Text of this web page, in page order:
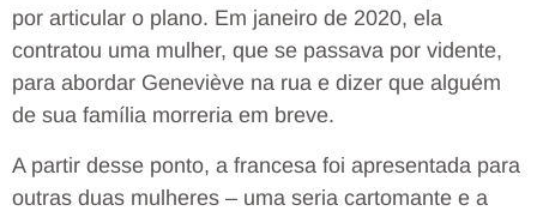
por articular o plano. Em janeiro de 2020, ela
contratou uma mulher, que se passava por vidente,
para abordar Geneviève na rua e dizer que alguém
de sua família morreria em breve.
A partir desse ponto, a francesa foi apresentada para
outras duas mulheres – uma seria cartomante e a